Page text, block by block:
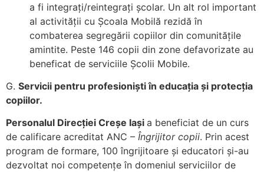
a fi integrați/reintegrați şcolar. Un alt rol important
al activității cu Școala Mobilă rezidă în
combaterea segregării copiilor din comunitățile
amintite. Peste 146 copii din zone defavorizate au
beneficat de serviciile Școlii Mobile.
G. Servicii pentru profesioniști în educația și protecția
copiilor.
Personalul Direcției Creșe Iași a beneficiat de un curs
de calificare acreditat ANC – Îngrijitor copii. Prin acest
program de formare, 100 îngrijitoare și educatori și-au
dezvoltat noi competențe în domeniul serviciilor de